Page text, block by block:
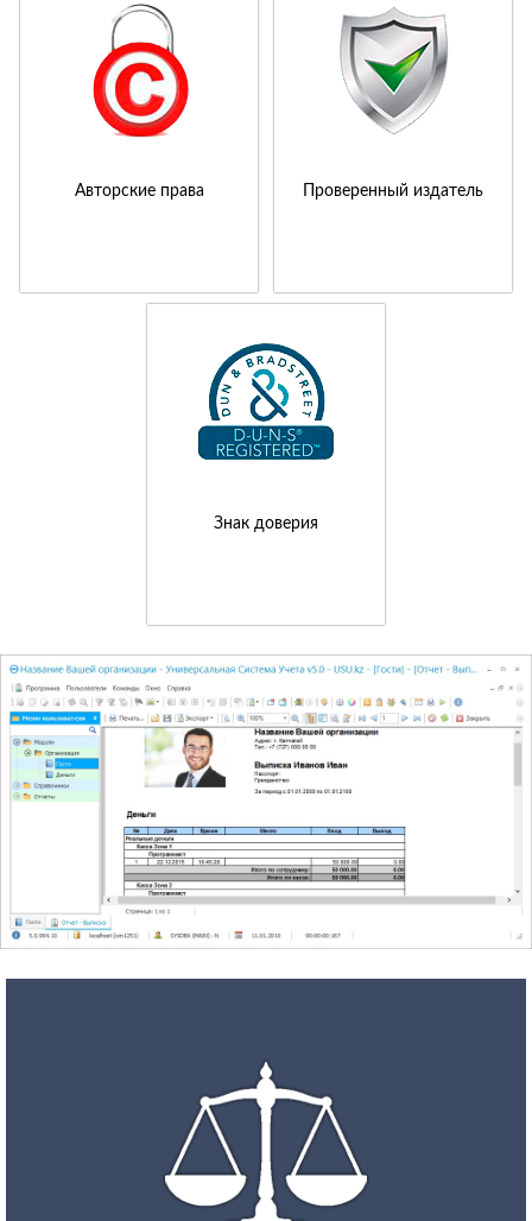
Авторские права Проверенный издатель
Знак доверия